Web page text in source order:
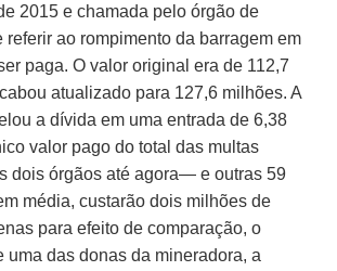
2015 e chamada pelo órgão de
referir ao rompimento da barragem em
paga. O valor original era de 112,7
atualizado para 127,6 milhões. A
a dívida em uma entrada de 6,38
valor pago do total das multas
dois órgãos até agora— e outras 59
média, custarão dois milhões de
para efeito de comparação, o
uma das donas da mineradora, a